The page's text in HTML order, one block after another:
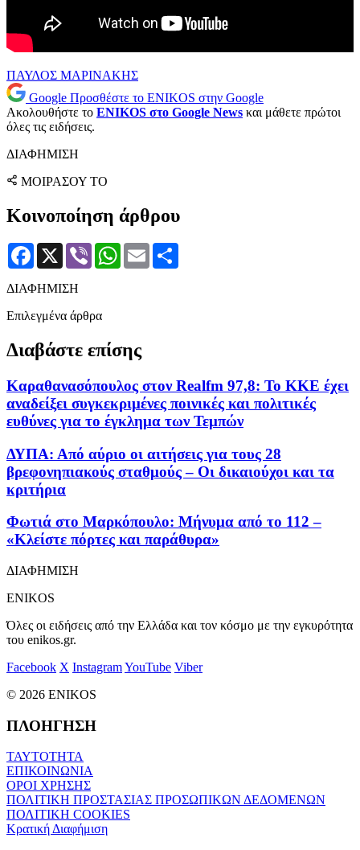
ΠΑΥΛΟΣ ΜΑΡΙΝΑΚΗΣ
Google Προσθέστε το ENIKOS στην Google
Ακολουθήστε το ENIKOS στο Google News και μάθετε πρώτοι
όλες τις ειδήσεις.
ΔΙΑΦΗΜΙΣΗ
ΜΟΙΡΑΣΟΥ ΤΟ
Κοινοποίηση άρθρου
Facebook
X Viber WhatsApp
Email
ΔΙΑΦΗΜΙΣΗ
Επιλεγμένα άρθρα
Διαβάστε επίσης
Καραθανασόπουλος στον Realfm 97,8: Το ΚΚΕ έχει
αναδείξει συγκεκριμένες ποινικές και πολιτικές
ευθύνες για το έγκλημα των Τεμπών
ΔΥΠΑ: Από αύριο οι αιτήσεις για τους 28
βρεφονηπιακούς σταθμούς – Οι δικαιούχοι και τα
κριτήρια
Φωτιά στο Μαρκόπουλο: Μήνυμα από το 112 –
«Κλείστε πόρτες και παράθυρα»
ΔΙΑΦΗΜΙΣΗ
ENIKOS
Όλες οι ειδήσεις από την Ελλάδα και τον κόσμο με την εγκυρότητα
του enikos.gr.
Facebook X InstagramYouTube Viber
© 2026 ENIKOS
ΠΛΟΗΓΗΣΗ
ΤΑΥΤΟΤΗΤΑ
ΕΠΙΚΟΙΝΩΝΙΑ
ΟΡΟΙ ΧΡΗΣΗΣ
ΠΟΛΙΤΙΚΗ ΠΡΟΣΤΑΣΙΑΣ ΠΡΟΣΩΠΙΚΩΝ ΔΕΔΟΜΕΝΩΝ
ΠΟΛΙΤΙΚΗ COOKIES
Κρατική Διαφήμιση